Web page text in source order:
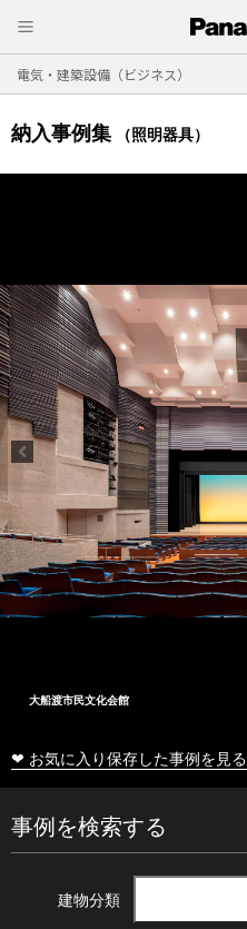
電気・建築設備（ビジネス）
納入事例集 （照明器具）
大船渡市民文化会館
❤ お気に入り保存した事例を見る
事例を検索する
建物分類